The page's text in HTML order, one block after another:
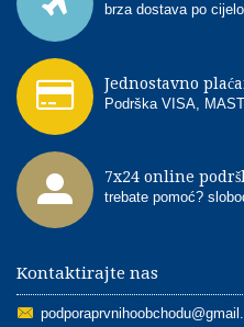
brza dostava po
Jednostavno
Podrška VISA,
7x24 online
trebate pomoć?
Kontaktirajte nas